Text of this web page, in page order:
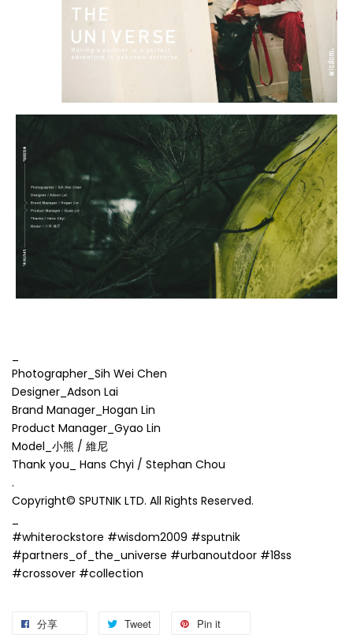
Photographer_Sih Wei Chen
Designer_Adson Lai
Brand Manager_Hogan Lin
Product Manager_Gyao Lin
Model_小熊 / 維尼
Thank you_ Hans Chyi / Stephan Chou
.
Copyright© SPUTNIK LTD. All Rights Reserved.
#whiterockstore #wisdom2009 #sputnik
#partners_of_the_universe #urbanoutdoor #18ss
#crossover #collection
分享 Tweet Pin it